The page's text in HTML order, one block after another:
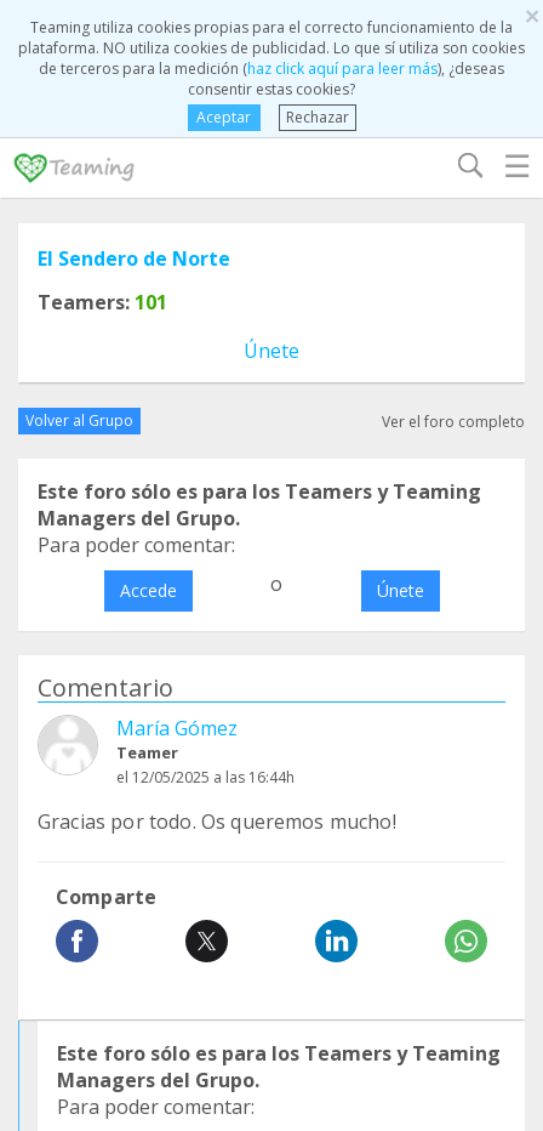
×
Teaming utiliza cookies propias para el correcto funcionamiento de la
plataforma. NO utiliza cookies de publicidad. Lo que sí utiliza son cookies
de terceros para la medición (haz click aquí para leer más), ¿deseas
consentir estas cookies?
Aceptar
Rechazar
☰
El Sendero de Norte
Teamers: 101
Únete
Volver al Grupo Ver el foro completo
Este foro sólo es para los Teamers y Teaming
Managers del Grupo.
Para poder comentar:
Accede o Únete
Comentario
María Gómez
Teamer
el 12/05/2025 a las 16:44h
Gracias por todo. Os queremos mucho!
Comparte
Este foro sólo es para los Teamers y Teaming
Managers del Grupo.
Para poder comentar: